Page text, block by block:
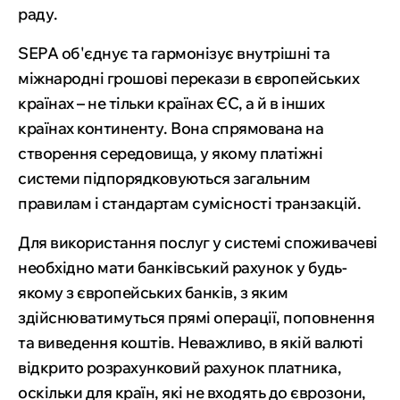
раду.
SEPA об'єднує та гармонізує внутрішні та
міжнародні грошові перекази в європейських
країнах – не тільки країнах ЄС, а й в інших
країнах континенту. Вона спрямована на
створення середовища, у якому платіжні
системи підпорядковуються загальним
правилам і стандартам сумісності транзакцій.
Для використання послуг у системі споживачеві
необхідно мати банківський рахунок у будь-
якому з європейських банків, з яким
здійснюватимуться прямі операції, поповнення
та виведення коштів. Неважливо, в якій валюті
відкрито розрахунковий рахунок платника,
оскільки для країн, які не входять до єврозони,